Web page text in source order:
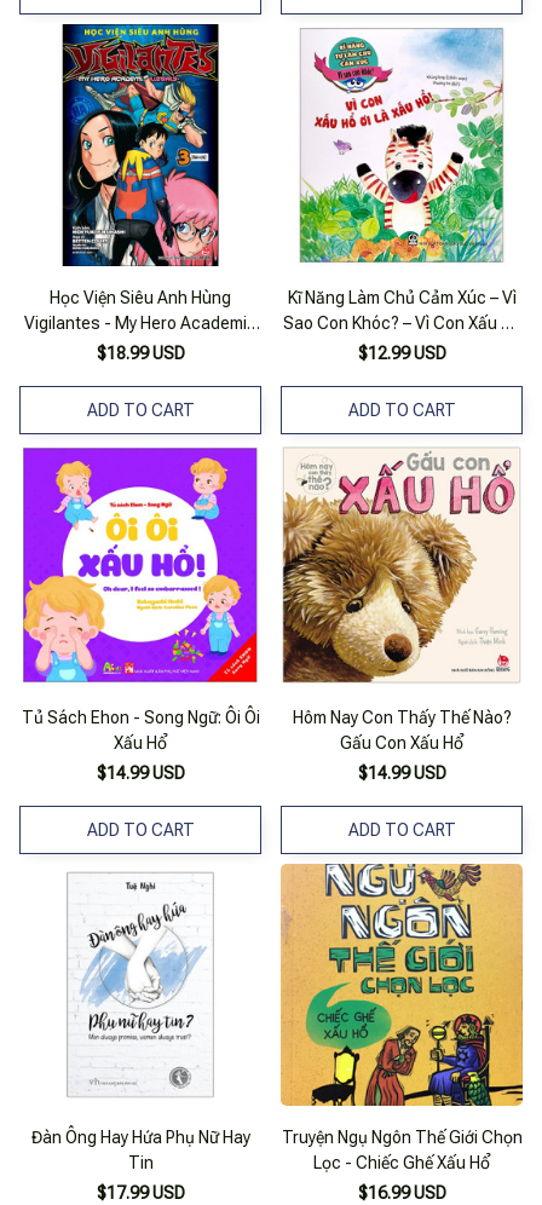
Học Viện Siêu Anh Hùng
Vigilantes - My Hero Academia
Illegals - Tập 3: Đàn Chị
$18.99 USD
ADD TO CART
Kĩ Năng Làm Chủ Cảm Xúc – Vì
Sao Con Khóc? – Vì Con Xấu Hổ
Ơi Là Xấu Hổ!
$12.99 USD
ADD TO CART
Tủ Sách Ehon - Song Ngữ: Ôi Ôi
Xấu Hổ
$14.99 USD
ADD TO CART
Hôm Nay Con Thấy Thế Nào?
Gấu Con Xấu Hổ
$14.99 USD
ADD TO CART
Đàn Ông Hay Hứa Phụ Nữ Hay
Tin
$17.99 USD
Truyện Ngụ Ngôn Thế Giới Chọn
Lọc - Chiếc Ghế Xấu Hổ
$16.99 USD